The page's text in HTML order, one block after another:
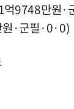
9748만원·
·군필·0·0)